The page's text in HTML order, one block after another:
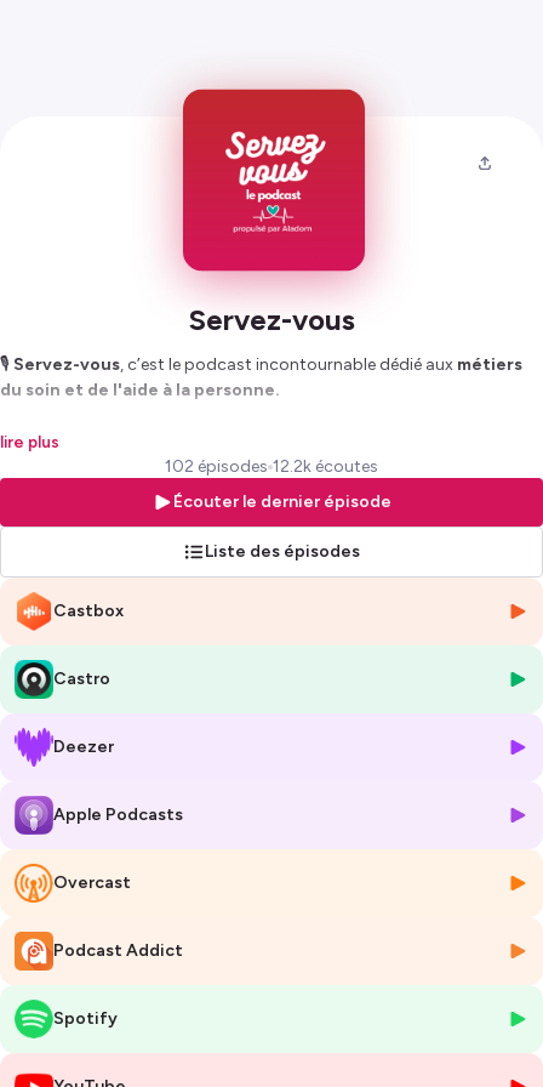
Servez-vous
🎙️ Servez-vous, c’est le podcast incontournable dédié aux métiers
du soin et de l'aide à la personne.
Professionnels, passionnés ou simples curieux, plongez au cœur d’un
secteur essentiel mais encore trop méconnu. Toutes les deux
semaines, le mercredi, Célia vous donne rendez-vous pour un nouvel
témoignages de terrain
,décryptage de l’actualité
dépendance, la petite enfance, ou l’aide à domicile.
🎧Objectif: valoriser les métiers du soin et de l’accompagnement,
faire entendre les voix de celles et ceux qui œuvrent chaque jour pour
les autres, et donner une image moderne et positive du secteur.
Un podcast propulsé par
valorisation de l'attractivité des métiers du soin et de l'aide à la
personne.
👉 Abonnez-vous pour ne rien manquer et faire partie de celles et ceux
qui font bouger les lignes du secteur.
Hébergé par Ausha. Visitez
pour plus d'informations.
lire plus
102 épisodes 12.2k écoutes
Écouter le dernier épisode
Liste des épisodes
Castbox
Castro
Deezer
Apple Podcasts
Overcast
Podcast Addict
Spotify